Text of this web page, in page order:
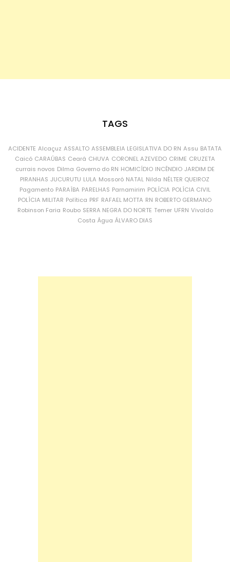
TAGS
ACIDENTE Alcaçuz ASSALTO ASSEMBLEIA LEGISLATIVA DO RN Assu BATATA
Caicó CARAÚBAS Ceará CHUVA CORONEL AZEVEDO CRIME CRUZETA
currais novos Dilma Governo do RN HOMICÍDIO INCÊNDIO JARDIM DE
PIRANHAS JUCURUTU LULA Mossoró NATAL Nilda NÉLTER QUEIROZ
Pagamento PARAÍBA PARELHAS Parnamirim POLÍCIA POLÍCIA CIVIL
POLÍCIA MILITAR Política PRF RAFAEL MOTTA RN ROBERTO GERMANO
Robinson Faria Roubo SERRA NEGRA DO NORTE Temer UFRN Vivaldo
Costa Água ÁLVARO DIAS